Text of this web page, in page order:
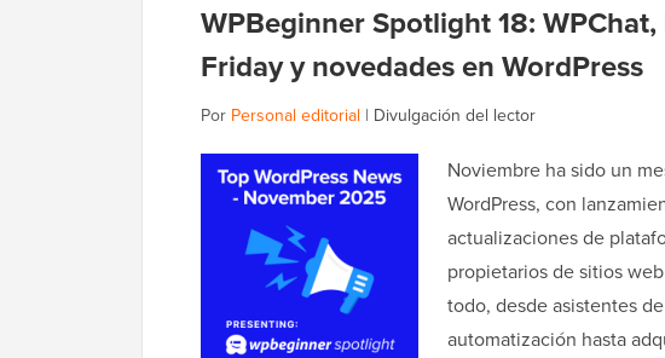
WPBeginner Spotlight 18:
Friday y novedades en WordPress
Por Personal editorial | Divulgación del lector
Noviembre ha sido un
WordPress, con
actualizaciones de
propietarios de sitios
todo, desde asistentes
automatización hasta